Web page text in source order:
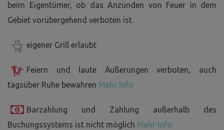
beim Eigentümer, ob das Anzünden von Feuer in dem
Gebiet vorübergehend verboten ist.
eigener Grill erlaubt
Feiern und laute Äußerungen verboten, auch
tagsüber Ruhe bewahren Mehr Info
Barzahlung und Zahlung außerhalb des
Buchungssystems ist nicht möglich Mehr Info